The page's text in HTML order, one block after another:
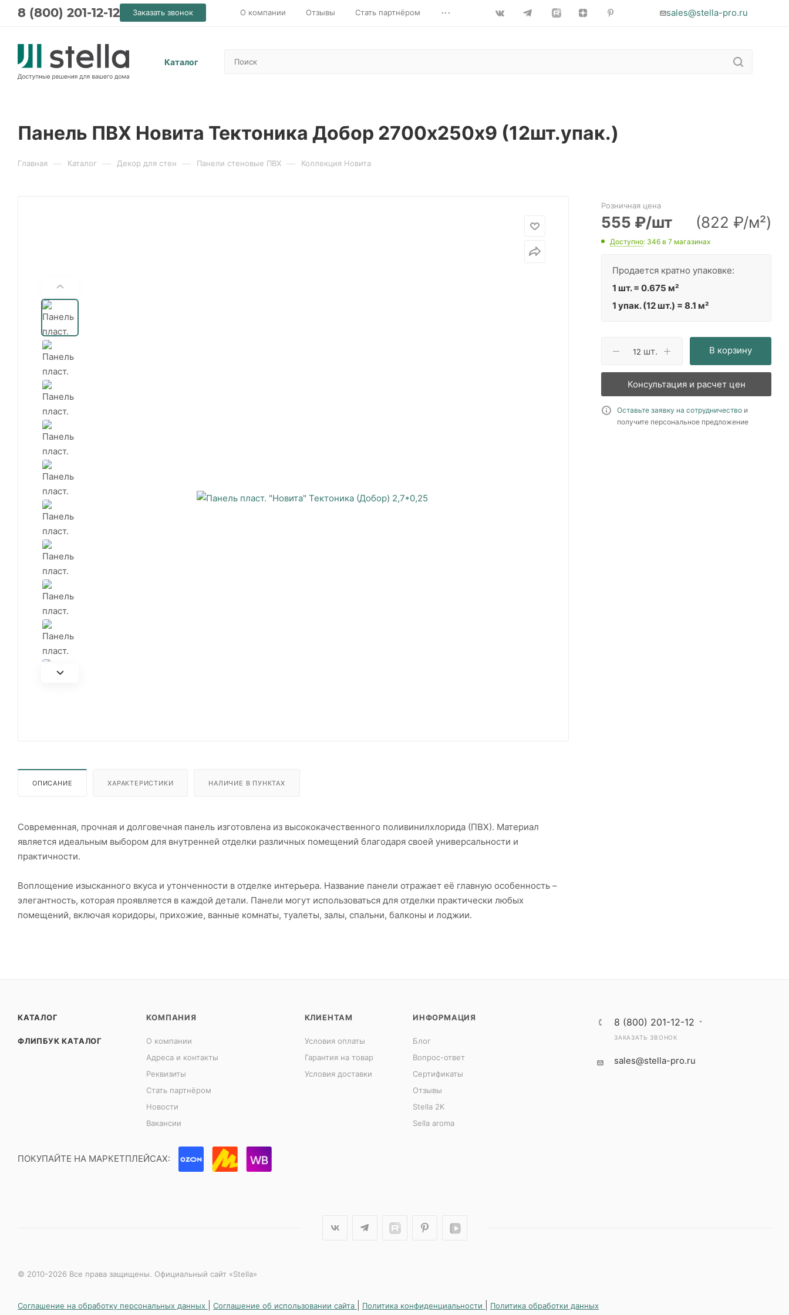
8 (800) 201-12-12 Заказать звонок О компании Отзывы Стать партнёром ... sales@stella-pro.ru
Каталог
Панель ПВХ Новита Тектоника Добор 2700х250х9 (12шт.упак.)
Главная — Каталог — Декор для стен — Панели стеновые ПВХ — Коллекция Новита
ОПИСАНИЕ ХАРАКТЕРИСТИКИ НАЛИЧИЕ В ПУНКТАХ
Современная, прочная и долговечная панель изготовлена из высококачественного поливинилхлорида (ПВХ). Материал
является идеальным выбором для внутренней отделки различных помещений благодаря своей универсальности и
практичности.
Воплощение изысканного вкуса и утонченности в отделке интерьера. Название панели отражает её главную особенность –
элегантность, которая проявляется в каждой детали. Панели могут использоваться для отделки практически любых
помещений, включая коридоры, прихожие, ванные комнаты, туалеты, залы, спальни, балконы и лоджии.
Розничная цена
555 ₽/шт (822 ₽/м²)
Доступно: 346 в 7 магазинах
Продается кратно упаковке:
1 шт. = 0.675 м²
1 упак. (12 шт.) = 8.1 м²
шт. В корзину
Консультация и расчет цен
Оставьте заявку на сотрудничество и
получите персональное предложение
КАТАЛОГ
ФЛИПБУК КАТАЛОГ
КОМПАНИЯ
О компании
Адреса и контакты
Реквизиты
Стать партнёром
Новости
Вакансии
КЛИЕНТАМ
Условия оплаты
Гарантия на товар
Условия доставки
ИНФОРМАЦИЯ
Блог
Вопрос-ответ
Сертификаты
Отзывы
Stella 2K
Sella aroma
8 (800) 201-12-12
ЗАКАЗАТЬ ЗВОНОК
sales@stella-pro.ru
ПОКУПАЙТЕ НА МАРКЕТПЛЕЙСАХ:
© 2010-2026 Все права защищены. Официальный сайт «Stella»
Соглашение на обработку персональных данных Соглашение об использовании сайта Политика конфиденциальности Политика обработки данных